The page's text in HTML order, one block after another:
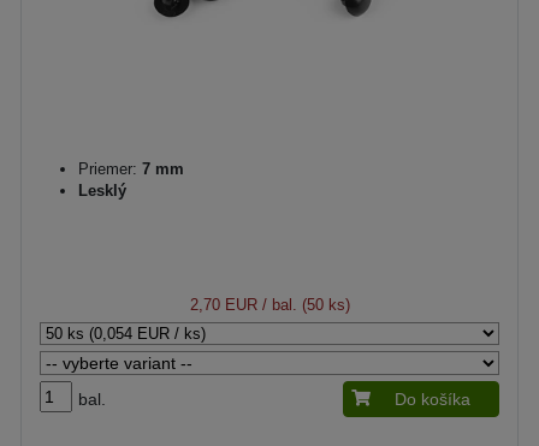
Priemer: 7 mm
Lesklý
2,70 EUR/ bal. (50 ks)
bal. Do košíka